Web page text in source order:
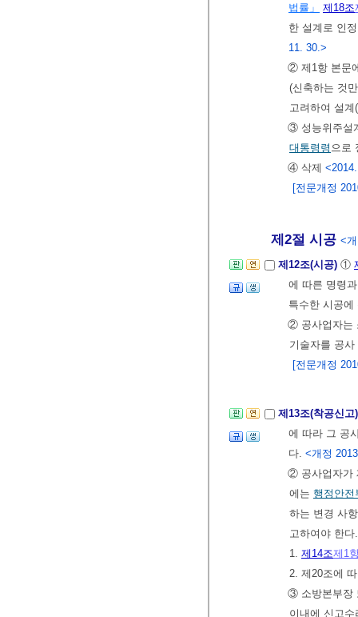
법률」
제18조
한 설계로 인
11. 30.>
② 제1항 본문
(신축하는 것
고려하여 설
③ 성능위주설
대통령령 으로
④ 삭제
[전문개정
제2절 시공 <
제12조(시공) ①
에 따른 명령
특수한 시공
② 공사업자는
기술자를 공
[전문개정
제13조(착공신
에 따라 그 공
다. <개정
② 공사업자가
에는 행정안전
하는 변경 사
고하여야 한
1. 제14조제1
2. 제20조에
③ 소방본부장
이내에 신고